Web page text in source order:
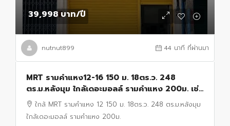
39,998 บาท/ปี
nutnut899 44 นาที ที่ผ่านมา
MRT รามคำแหง12-16 150 ม. 18ตร.ว. 248
ตร.ม.หลังมุม ใกล้เดอะมอลล์ รามคำแหง 200ม. เช่า
อาคารพาณิชย์ 4 ชั้น 7 นอน 4 น้ำ
ใกล้ MRT รามคำแหง 12 150 ม. 18ตร.ว. 248 ตร.ม.หลังมุม
ใกล้เดอะมอลล์ รามคำแหง 200ม.